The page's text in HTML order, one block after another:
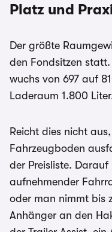
Platz und
Der größte
den Fondsitzen
wuchs von 697 auf
Laderaum 1.800
Reicht dies nicht
Fahrzeugboden
der Preisliste.
aufnehmender
oder man nimmt bis
Anhänger an den